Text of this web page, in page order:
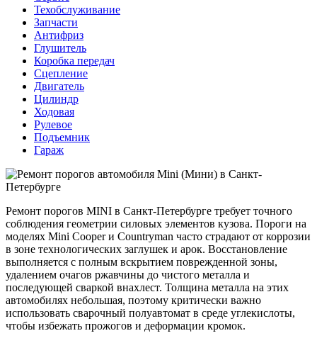
Техобслуживание
Запчасти
Антифриз
Глушитель
Коробка передач
Сцепление
Двигатель
Цилиндр
Ходовая
Рулевое
Подъемник
Гараж
Ремонт порогов MINI в Санкт-Петербурге требует точного
соблюдения геометрии силовых элементов кузова. Пороги на
моделях Mini Cooper и Countryman часто страдают от коррозии
в зоне технологических заглушек и арок. Восстановление
выполняется с полным вскрытием поврежденной зоны,
удалением очагов ржавчины до чистого металла и
последующей сваркой внахлест. Толщина металла на этих
автомобилях небольшая, поэтому критически важно
использовать сварочный полуавтомат в среде углекислоты,
чтобы избежать прожогов и деформации кромок.